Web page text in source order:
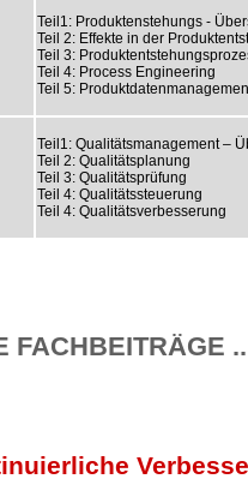
Teil1: Produktenstehungs -
Teil 2: Effekte in der
Teil 3:
Teil 4: Process Engineering
Teil 5:
Teil1: Qualitätsmanagement –
Teil 2: Qualitätsplanung
Teil 3: Qualitätsprüfung
Teil 4: Qualitätssteuerung
Teil 4: Qualitätsverbesserung
FACHBEITRÄGE